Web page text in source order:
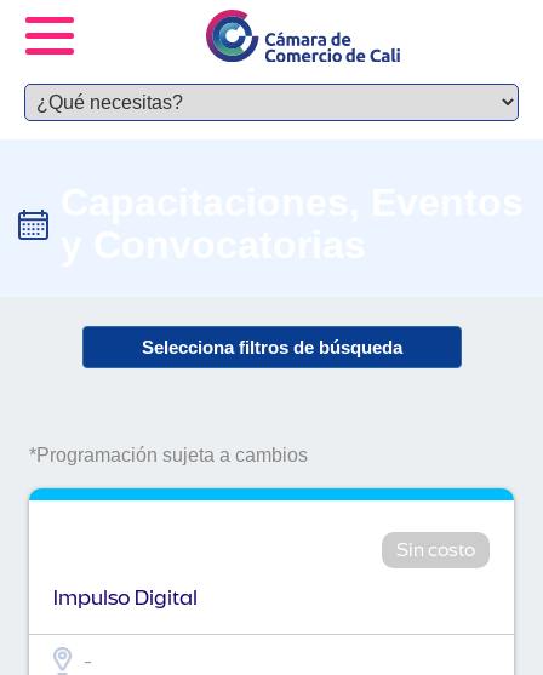
Selecciona filtros de búsqueda
*Programación sujeta a cambios
Sin costo
Impulso Digital
-